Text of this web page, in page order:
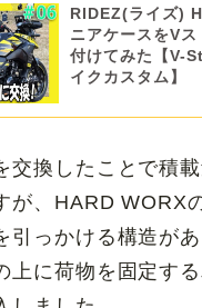
RIDEZ(ライズ)
ニアケースをV
付けてみた【V-
イクカスタム】
交換したことで積
、 HARD WORX
引っかける構造があ
上に荷物を固定す